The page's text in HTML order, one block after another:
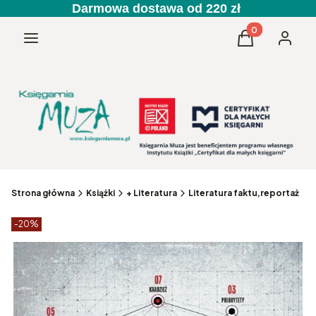
Darmowa dostawa od 220 zł
Menu Produkty w
Koszyk
Strona główna Książki + Literatura Literatura faktu,reportaż
Etykiety produktu
-20%